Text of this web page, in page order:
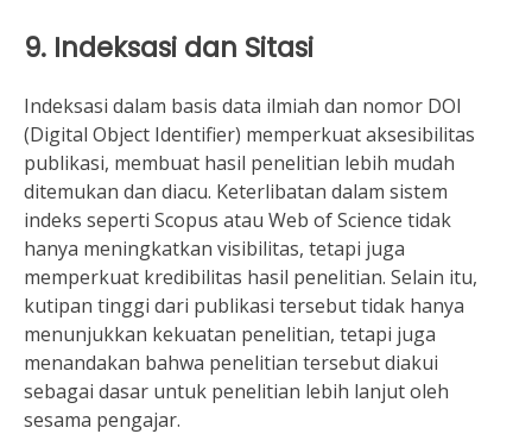
9. Indeksasi dan Sitasi
Indeksasi dalam basis data ilmiah dan nomor DOI
(Digital Object Identifier) ​​memperkuat aksesibilitas
publikasi, membuat hasil penelitian lebih mudah
ditemukan dan diacu. Keterlibatan dalam sistem
indeks seperti Scopus atau Web of Science tidak
hanya meningkatkan visibilitas, tetapi juga
memperkuat kredibilitas hasil penelitian. Selain itu,
kutipan tinggi dari publikasi tersebut tidak hanya
menunjukkan kekuatan penelitian, tetapi juga
menandakan bahwa penelitian tersebut diakui
sebagai dasar untuk penelitian lebih lanjut oleh
sesama pengajar.